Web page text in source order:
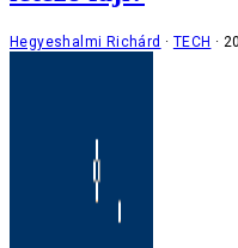
Hegyeshalmi Richárd TECH